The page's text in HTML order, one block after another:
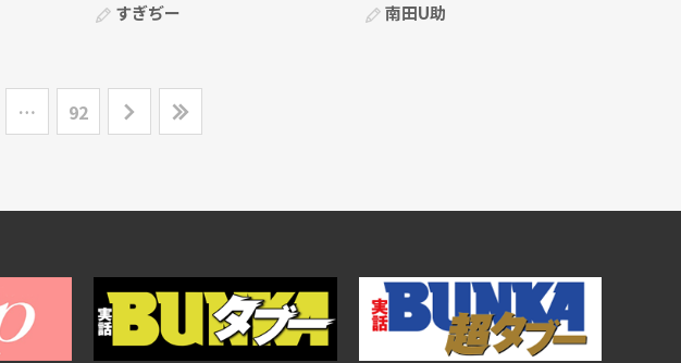
すぎぢー 南田U助
… 92